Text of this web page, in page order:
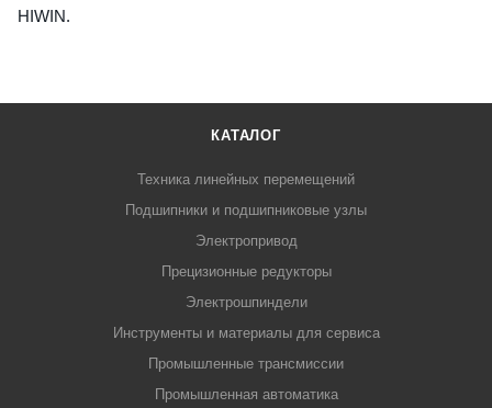
HIWIN.
КАТАЛОГ
Техника линейных перемещений
Подшипники и подшипниковые узлы
Электропривод
Прецизионные редукторы
Электрошпиндели
Инструменты и материалы для сервиса
Промышленные трансмиссии
Промышленная автоматика